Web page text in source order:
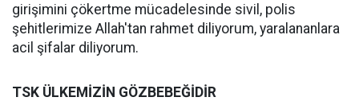
girişimini çökertme mücadelesinde sivil, polis
şehitlerimize Allah'tan rahmet diliyorum, yaralananlara
acil şifalar diliyorum.
TSK ÜLKEMİZİN GÖZBEBEĞİDİR